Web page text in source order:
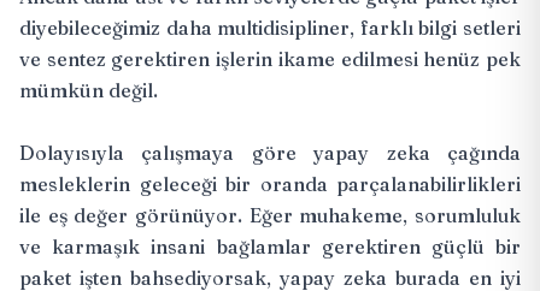
diyebileceğimiz daha multidisipliner, farklı bilgi setleri
ve sentez gerektiren işlerin ikame edilmesi henüz pek
mümkün değil.
Dolayısıyla çalışmaya göre yapay zeka çağında
mesleklerin geleceği bir oranda parçalanabilirlikleri
ile eş değer görünüyor. Eğer muhakeme, sorumluluk
ve karmaşık insani bağlamlar gerektiren güçlü bir
paket işten bahsediyorsak, yapay zeka burada en iyi